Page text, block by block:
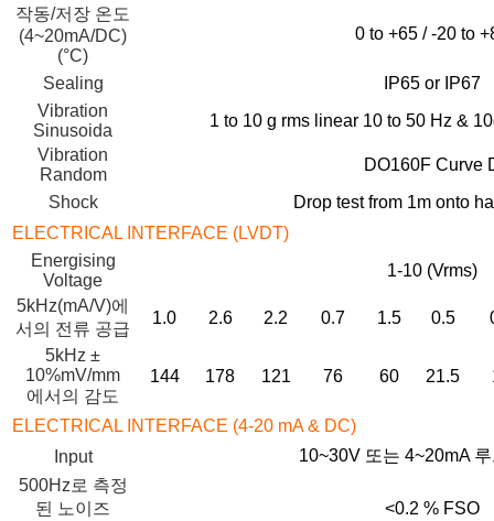
작동/저장 온도
(4~20mA/DC)
(°C)
0 to +65 / -20 to
Sealing
IP65 or IP67
Vibration
Sinusoida
1 to 10 g rms linear 10 to 50 Hz &
Vibration
Random
DO160F Curve
Shock
Drop test from 1m onto
ELECTRICAL INTERFACE (LVDT)
Energising
Voltage
1-10 (Vrms)
5kHz(mA/V)에
서의 전류 공급
1.0 2.6 2.2 0.7 1.5 0.5
5kHz ±
10%mV/mm
에서의 감도
144 178 121 76 60 21.5
ELECTRICAL INTERFACE (4-20 mA & DC)
Input
10~30V 또는 4~20mA
500Hz로 측정
된 노이즈
<0.2 % FSO